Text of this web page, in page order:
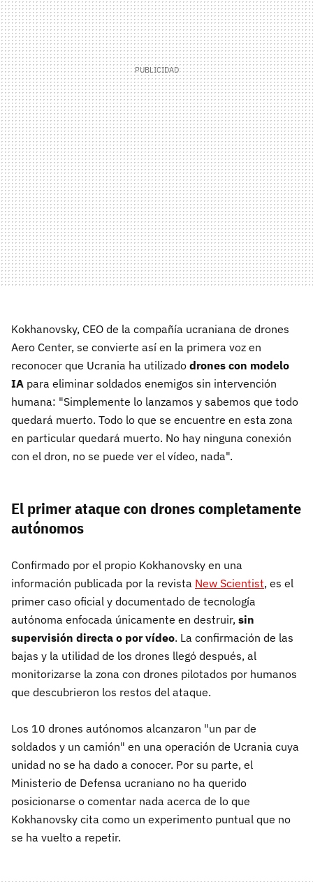
Kokhanovsky, CEO de la compañía ucraniana de drones
Aero Center, se convierte así en la primera voz en
reconocer que Ucrania ha utilizado drones con modelo
IA para eliminar soldados enemigos sin intervención
humana: "Simplemente lo lanzamos y sabemos que todo
quedará muerto. Todo lo que se encuentre en esta zona
en particular quedará muerto. No hay ninguna conexión
con el dron, no se puede ver el vídeo, nada".
El primer ataque con drones completamente
autónomos
Confirmado por el propio Kokhanovsky en una
información publicada por la revista New Scientist, es el
primer caso oficial y documentado de tecnología
autónoma enfocada únicamente en destruir, sin
supervisión directa o por vídeo. La confirmación de las
bajas y la utilidad de los drones llegó después, al
monitorizarse la zona con drones pilotados por humanos
que descubrieron los restos del ataque.
Los 10 drones autónomos alcanzaron "un par de
soldados y un camión" en una operación de Ucrania cuya
unidad no se ha dado a conocer. Por su parte, el
Ministerio de Defensa ucraniano no ha querido
posicionarse o comentar nada acerca de lo que
Kokhanovsky cita como un experimento puntual que no
se ha vuelto a repetir.